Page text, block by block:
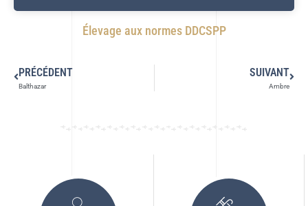
Élevage aux normes DDCSPP
PRÉCÉDENT
Balthazar
SUIVANT
Ambre